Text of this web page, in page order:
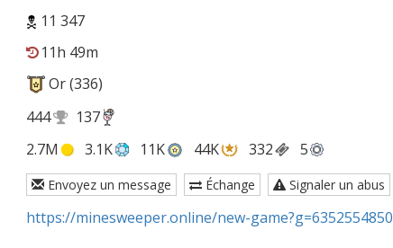
11 347
11h 49m
Or (336)
444
137
2.7M 3.1K 11K 44K 332 5
Envoyez un message Échange Signaler un abus
https://minesweeper.online/new-game?g=6352554850